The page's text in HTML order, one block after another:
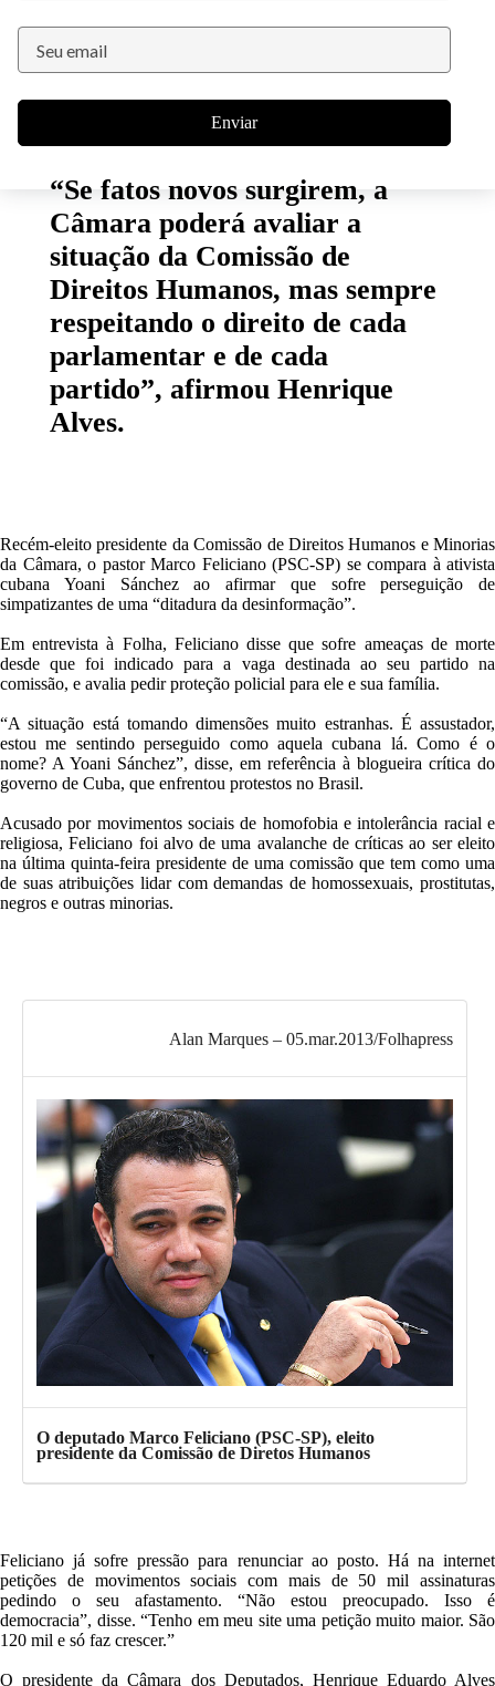
Enviar
“Se fatos novos surgirem, a
Câmara poderá avaliar a
situação da Comissão de
Direitos Humanos, mas sempre
respeitando o direito de cada
parlamentar e de cada
partido”, afirmou Henrique
Alves.
Recém-eleito presidente da Comissão de Direitos Humanos e Minorias
da Câmara, o pastor Marco Feliciano (PSC-SP) se compara à ativista
cubana Yoani Sánchez ao afirmar que sofre perseguição de
simpatizantes de uma “ditadura da desinformação”.
Em entrevista à Folha, Feliciano disse que sofre ameaças de morte
desde que foi indicado para a vaga destinada ao seu partido na
comissão, e avalia pedir proteção policial para ele e sua família.
“A situação está tomando dimensões muito estranhas. É assustador,
estou me sentindo perseguido como aquela cubana lá. Como é o
nome? A Yoani Sánchez”, disse, em referência à blogueira crítica do
governo de Cuba, que enfrentou protestos no Brasil.
Acusado por movimentos sociais de homofobia e intolerância racial e
religiosa, Feliciano foi alvo de uma avalanche de críticas ao ser eleito
na última quinta-feira presidente de uma comissão que tem como uma
de suas atribuições lidar com demandas de homossexuais, prostitutas,
negros e outras minorias.
Alan Marques – 05.mar.2013/Folhapress
O deputado Marco Feliciano (PSC-SP), eleito
presidente da Comissão de Diretos Humanos
Feliciano já sofre pressão para renunciar ao posto. Há na internet
petições de movimentos sociais com mais de 50 mil assinaturas
pedindo o seu afastamento. “Não estou preocupado. Isso é
democracia”, disse. “Tenho em meu site uma petição muito maior. São
120 mil e só faz crescer.”
O presidente da Câmara dos Deputados, Henrique Eduardo Alves